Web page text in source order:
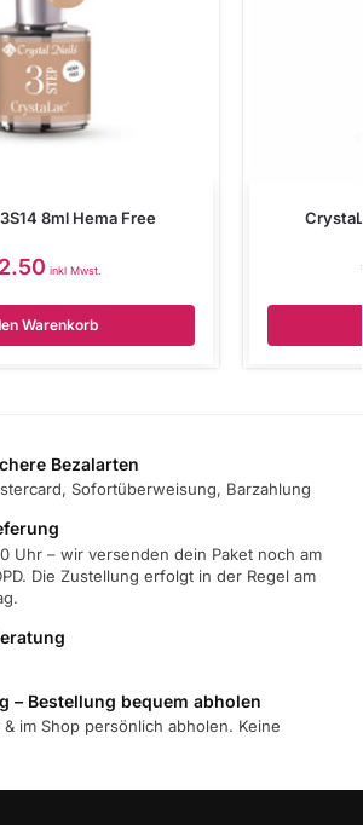
8ml Hema Free
inkl Mwst.
Warenkorb
Bezalarten
Sofortüberweisung, Barzahlung
Uhr – wir versenden dein Paket noch am
Die Zustellung erfolgt in der Regel am
– Bestellung bequem abholen
im Shop persönlich abholen. Keine